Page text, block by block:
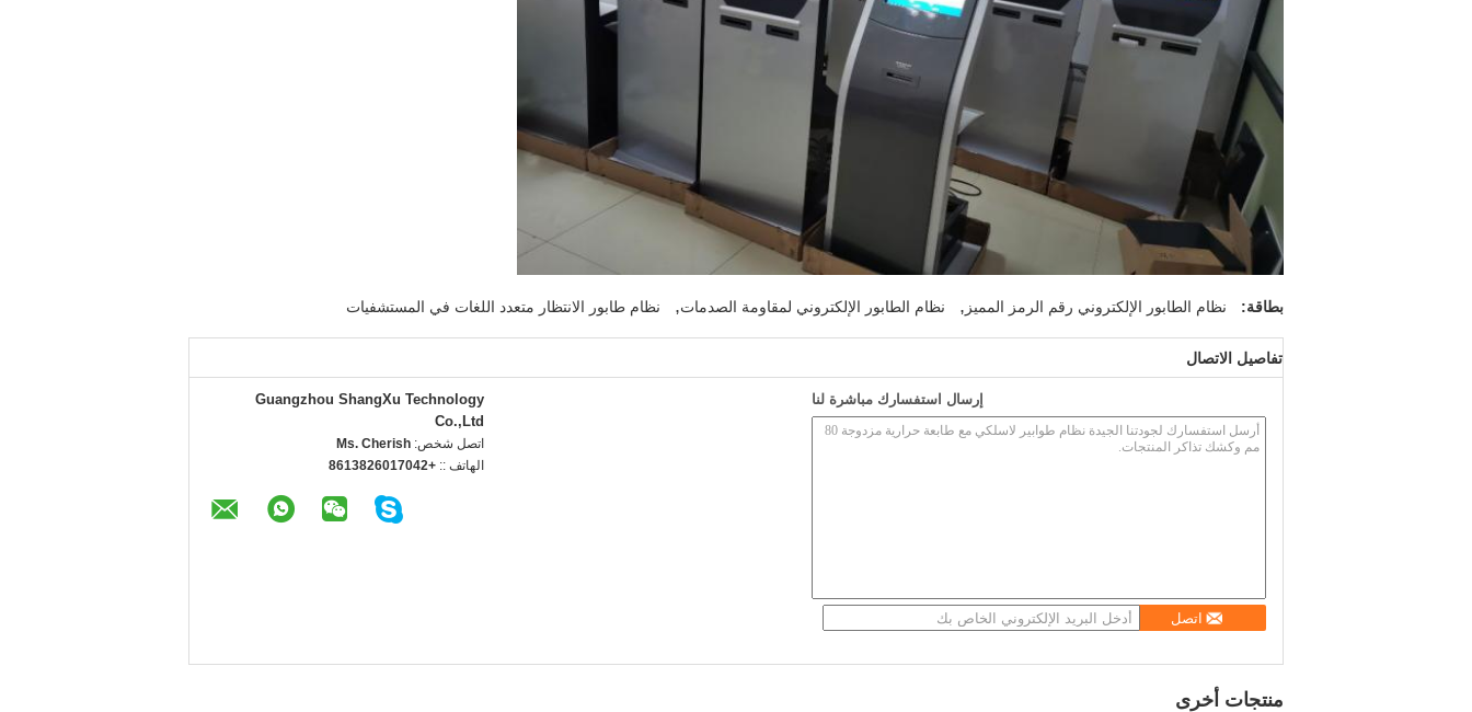
بطاقة: نظام الطابور الإلكتروني رقم الرمز المميز , نظام الطابور الإلكتروني لمقاومة الصدمات, نظام طابور الانتظار متعدد اللغات في المستشفيات
تفاصيل الاتصال
Guangzhou ShangXu Technology
Co.,Ltd
اتصل شخص: Ms. Cherish
الهاتف :: +8613826017042
إرسال استفسارك مباشرة لنا
اتصل
منتجات أخرى